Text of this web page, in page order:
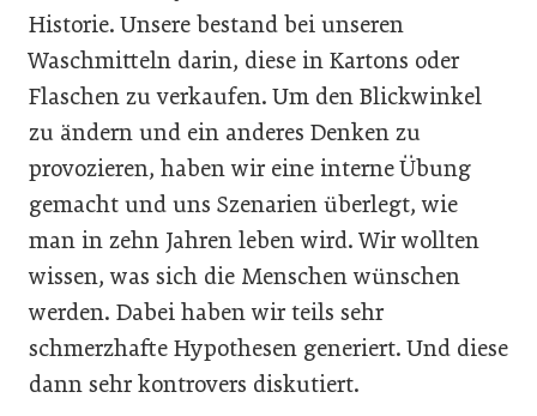
Historie. Unsere bestand bei unseren
Waschmitteln darin, diese in Kartons oder
Flaschen zu verkaufen. Um den Blickwinkel
zu ändern und ein anderes Denken zu
provozieren, haben wir eine interne Übung
gemacht und uns Szenarien überlegt, wie
man in zehn Jahren leben wird. Wir wollten
wissen, was sich die Menschen wünschen
werden. Dabei haben wir teils sehr
schmerzhafte Hypothesen generiert. Und diese
dann sehr kontrovers diskutiert.